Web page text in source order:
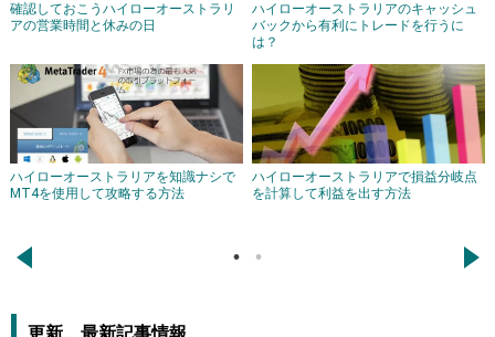
確認しておこうハイローオーストラリ
アの営業時間と休みの日
ハイローオーストラリアのキャッシュ
バックから有利にトレードを行うに
は？
ハイローオーストラリアを知識ナシで
MT4を使用して攻略する方法
ハイローオーストラリアで損益分岐点
を計算して利益を出す方法
← →